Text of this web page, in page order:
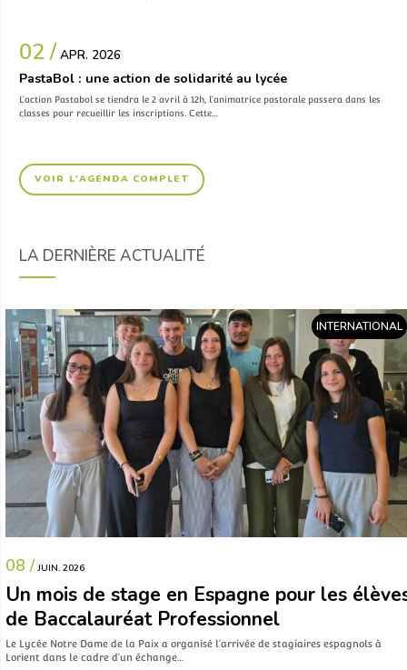
02 / APR. 2026
PastaBol : une action de solidarité au lycée
L’action Pastabol se tiendra le 2 avril à 12h, l’animatrice pastorale passera dans les
classes pour recueillir les inscriptions. Cette…
VOIR L'AGENDA COMPLET
LA DERNIÈRE ACTUALITÉ
INTERNATIONAL
08 / JUIN. 2026
Un mois de stage en Espagne pour les
de Baccalauréat Professionnel
Le Lycée Notre Dame de la Paix a organisé l’arrivée de stagiaires espagnols à
Lorient dans le cadre d’un échange…